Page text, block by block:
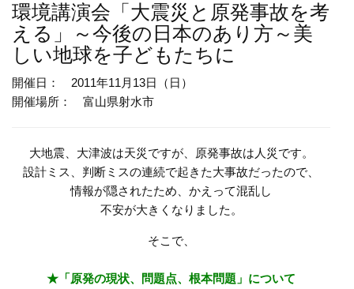
環境講演会 「大震災と原発事故を考
える」～今後の日本のあり方～美
しい地球を子どもたちに
開催日： 2011年11月13日（日）
開催場所： 富山県射水市
大地震、大津波は天災ですが、原発事故は人災です。
設計ミス、判断ミスの連続で起きた大事故だったので、
情報が隠されたため、かえって混乱し
不安が大きくなりました。
そこで、
★「原発の現状、問題点、根本問題」について